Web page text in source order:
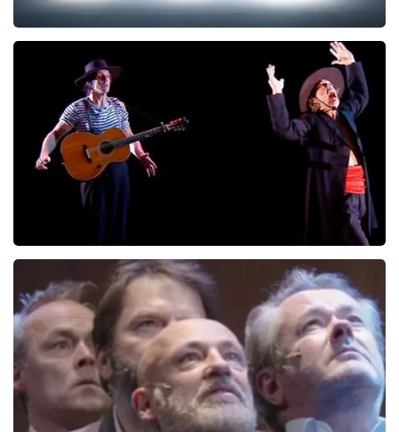
172laatste 30 minuten
BESTEL NU
Ashton Brothers
162laatste 30 minuten
BESTEL NU